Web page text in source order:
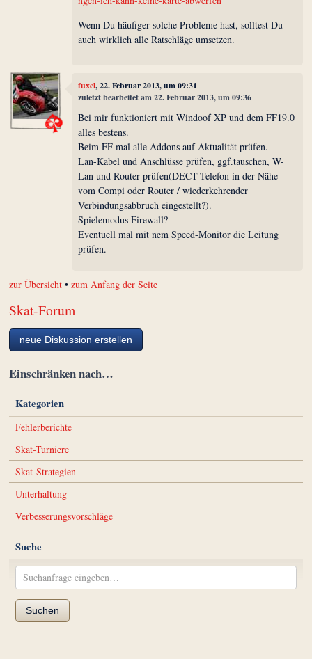
Wenn Du häufiger solche Probleme hast, solltest Du
auch wirklich alle Ratschläge umsetzen.
fuxel, 22. Februar 2013, um 09:31
zuletzt bearbeitet am 22. Februar 2013, um 09:36
Bei mir funktioniert mit Windoof XP und dem FF19.0
alles bestens.
Beim FF mal alle Addons auf Aktualität prüfen.
Lan-Kabel und Anschlüsse prüfen, ggf.tauschen, W-
Lan und Router prüfen(DECT-Telefon in der Nähe
vom Compi oder Router / wiederkehrender
Verbindungsabbruch eingestellt?).
Spielemodus Firewall?
Eventuell mal mit nem Speed-Monitor die Leitung
prüfen.
zur Übersicht •zum Anfang der Seite
Skat-Forum
neue Diskussion erstellen
Einschränken nach…
Kategorien
Fehlerberichte
Skat-Turniere
Skat-Strategien
Unterhaltung
Verbesserungsvorschläge
Suche
Suchen